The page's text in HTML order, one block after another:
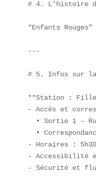
# 4. L’histoire
“Enfants
---
# 5. Infos sur
**Station :
- Accès et
• Sortie 1 –
•
- Horaires :
- Accessibilité
- Sécurité et